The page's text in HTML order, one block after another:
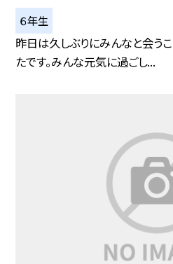
６年生
昨日は久しぶりにみんなと会うこ
たです。みんな元気に過ごし...